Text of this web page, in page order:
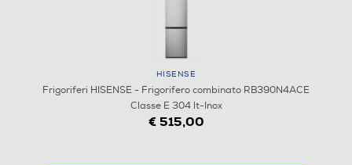
HISENSE
Frigoriferi HISENSE - Frigorifero combinato RB390N4ACE
Classe E 304 lt-Inox
€ 515,00